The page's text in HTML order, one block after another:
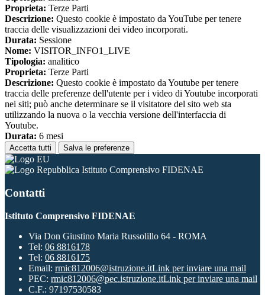
Proprieta: Terze Parti
Descrizione: Questo cookie è impostato da YouTube per tenere
traccia delle visualizzazioni dei video incorporati.
Durata: Sessione
Nome: VISITOR_INFO1_LIVE
Tipologia: analitico
Proprieta: Terze Parti
Descrizione: Questo cookie è impostato da Youtube per tenere
traccia delle preferenze dell'utente per i video di Youtube incorporati
nei siti; può anche determinare se il visitatore del sito web sta
utilizzando la nuova o la vecchia versione dell'interfaccia di
Youtube.
Durata: 6 mesi
Accetta tutti Salva le preferenze
Istituto Comprensivo FIDENAE
Contatti
Istituto Comprensivo FIDENAE
Via Don Giustino Maria Russolillo 64 - ROMA
Tel: 06 8816178
Tel: 06 8816175
Email: rmic812006@istruzione.itLink per inviare una mail
PEC: rmic812006@pec.istruzione.itLink per inviare una mail
C.F.: 97197530583